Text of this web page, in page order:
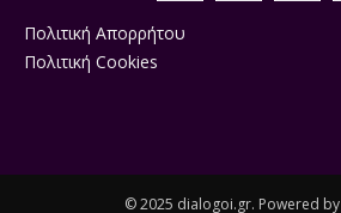
Πολιτική Απορρήτου
Πολιτική Cookies
© 2025 dialogoi.gr. Powered by